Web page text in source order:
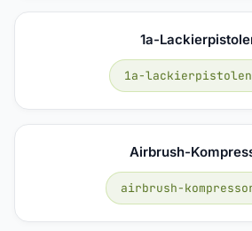
1a-
1a-
Airbrush-
airbrush-